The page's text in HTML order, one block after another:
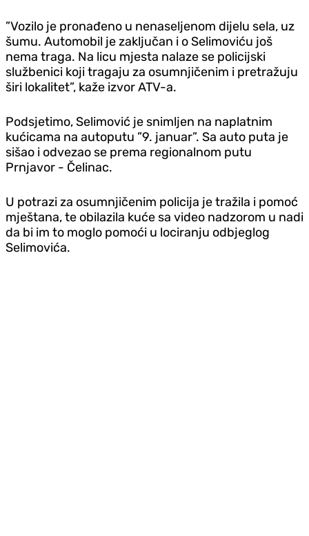
”Vozilo je pronađeno u nenaseljenom dijelu sela, uz
šumu. Automobil je zaključan i o Selimoviću još
nema traga. Na licu mjesta nalaze se policijski
službenici koji tragaju za osumnjičenim i pretražuju
širi lokalitet”, kaže izvor ATV-a.
Podsjetimo, Selimović je snimljen na naplatnim
kućicama na autoputu ”9. januar”. Sa auto puta je
sišao i odvezao se prema regionalnom putu
Prnjavor - Čelinac.
U potrazi za osumnjičenim policija je tražila i pomoć
mještana, te obilazila kuće sa video nadzorom u nadi
da bi im to moglo pomoći u lociranju odbjeglog
Selimovića.